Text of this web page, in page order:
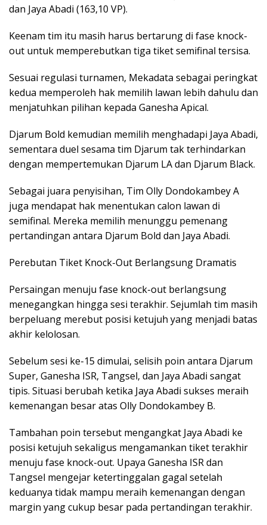
dan Jaya Abadi (163,10 VP).
Keenam tim itu masih harus bertarung di fase knock-
out untuk memperebutkan tiga tiket semifinal tersisa.
Sesuai regulasi turnamen, Mekadata sebagai peringkat
kedua memperoleh hak memilih lawan lebih dahulu dan
menjatuhkan pilihan kepada Ganesha Apical.
Djarum Bold kemudian memilih menghadapi Jaya Abadi,
sementara duel sesama tim Djarum tak terhindarkan
dengan mempertemukan Djarum LA dan Djarum Black.
Sebagai juara penyisihan, Tim Olly Dondokambey A
juga mendapat hak menentukan calon lawan di
semifinal. Mereka memilih menunggu pemenang
pertandingan antara Djarum Bold dan Jaya Abadi.
Perebutan Tiket Knock-Out Berlangsung Dramatis
Persaingan menuju fase knock-out berlangsung
menegangkan hingga sesi terakhir. Sejumlah tim masih
berpeluang merebut posisi ketujuh yang menjadi batas
akhir kelolosan.
Sebelum sesi ke-15 dimulai, selisih poin antara Djarum
Super, Ganesha ISR, Tangsel, dan Jaya Abadi sangat
tipis. Situasi berubah ketika Jaya Abadi sukses meraih
kemenangan besar atas Olly Dondokambey B.
Tambahan poin tersebut mengangkat Jaya Abadi ke
posisi ketujuh sekaligus mengamankan tiket terakhir
menuju fase knock-out. Upaya Ganesha ISR dan
Tangsel mengejar ketertinggalan gagal setelah
keduanya tidak mampu meraih kemenangan dengan
margin yang cukup besar pada pertandingan terakhir.